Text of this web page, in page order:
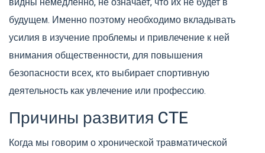
будущем. Именно поэтому необходимо вкладывать
усилия в изучение проблемы и привлечение к ней
внимания общественности, для повышения
безопасности всех, кто выбирает спортивную
деятельность как увлечение или профессию.
Причины развития CTE
Когда мы говорим о хронической травматической